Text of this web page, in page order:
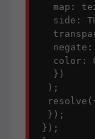
map:
side:
negate:
color:
   })
  );
  });
});